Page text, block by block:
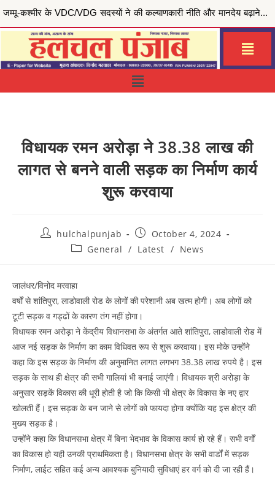
मुख्यमंत्री भगवंत सिंह मान की ‘मेरी रसोई योजना’ से जरूरतमंद परिवारों को राहत, जालंधर सेंट्रल हलका इं...
विधायक रमन अरोड़ा ने 38.38 लाख की
लागत से बनने वाली सड़क का निर्माण कार्य
शुरू करवाया
hulchalpunjab
October 4, 2024
General / Latest / News
जालंधर/विनोद मरवाहा
वर्षों से शांतिपुरा, लाडोवाली रोड के लोगों की परेशानी अब खत्म होगी। अब लोगों को
टूटी सड़क व गड्ढों के कारण तंग नहीं होगा।
विधायक रमन अरोड़ा ने केंद्रीय विधानसभा के अंतर्गत आते शांतिपुरा, लाडोवाली रोड में
आज नई सड़क के निर्माण का काम विधिवत रूप से शुरू करवाया। इस मोके उन्होंने
कहा कि इस सड़क के निर्माण की अनुमानित लागत लगभग 38.38 लाख रुपये है। इस
सड़क के साथ ही क्षेत्र की सभी गालियां भी बनाई जाएंगी। विधायक श्री अरोड़ा के
अनुसार सड़कें विकास की धूरी होती है जो कि किसी भी क्षेत्र के विकास के नए द्वार
खोलती हैं। इस सड़क के बन जाने से लोगों को फायदा होगा क्योंकि यह इस क्षेत्र की
मुख्य सड़क है।
उन्होंने कहा कि विधानसभा क्षेत्र में बिना भेदभाव के विकास कार्य हो रहे हैं। सभी वर्गों
का विकास हो यही उनकी प्राथमिकता है। विधानसभा क्षेत्र के सभी वार्डों में सड़क
निर्माण, लाईट सहित कई अन्य आवश्यक बुनियादी सुविधाएं हर वर्ग को दी जा रही हैं।